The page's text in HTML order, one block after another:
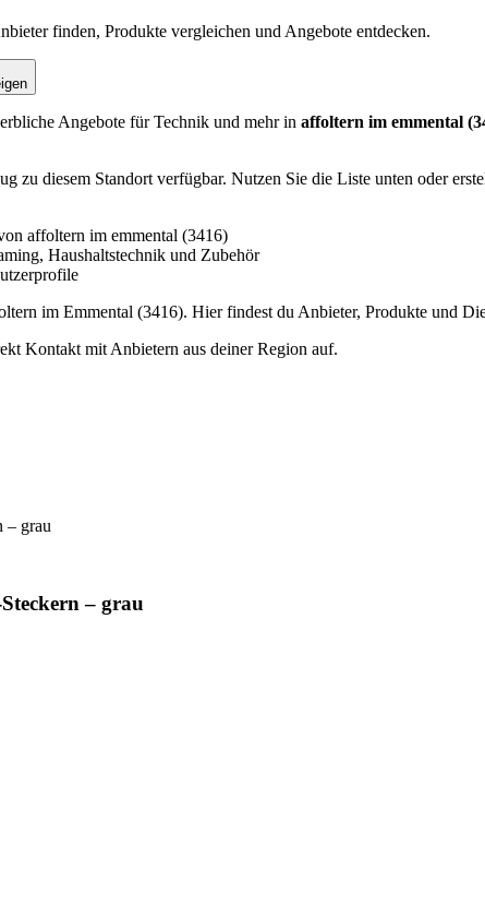
finden, Produkte vergleichen und Angebote entdecken.
Angebote für Technik und mehr in affoltern im emmental
zu diesem Standort verfügbar. Nutzen Sie die Liste unten oder
affoltern im emmental (3416)
Haushaltstechnik und Zubehör
im Emmental (3416). Hier findest du Anbieter, Produkte und
Kontakt mit Anbietern aus deiner Region auf.
– grau